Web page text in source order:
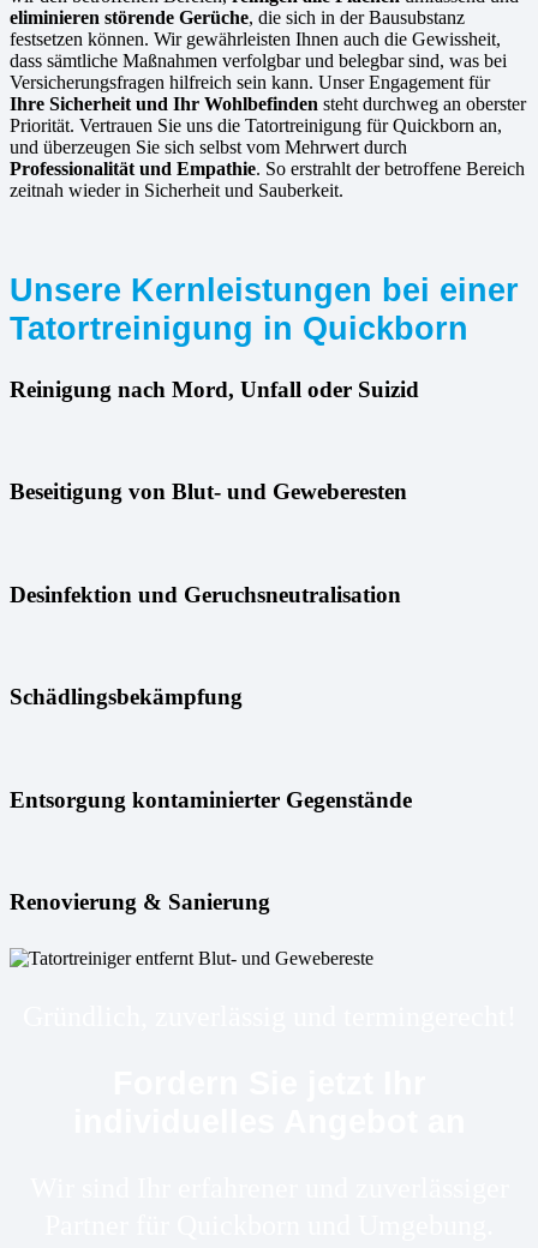
eliminieren störende Gerüche, die sich in der Bausubstanz
festsetzen können. Wir gewährleisten Ihnen auch die Gewissheit,
dass sämtliche Maßnahmen verfolgbar und belegbar sind, was bei
Versicherungsfragen hilfreich sein kann. Unser Engagement für
Ihre Sicherheit und Ihr Wohlbefinden steht durchweg an oberster
Priorität. Vertrauen Sie uns die Tatortreinigung für Quickborn an,
und überzeugen Sie sich selbst vom Mehrwert durch
Professionalität und Empathie. So erstrahlt der betroffene Bereich
zeitnah wieder in Sicherheit und Sauberkeit.
Unsere Kernleistungen bei einer
Tatortreinigung in Quickborn
Reinigung nach Mord, Unfall oder Suizid
Beseitigung von Blut- und Geweberesten
Desinfektion und Geruchsneutralisation
Schädlingsbekämpfung
Entsorgung kontaminierter Gegenstände
Renovierung & Sanierung